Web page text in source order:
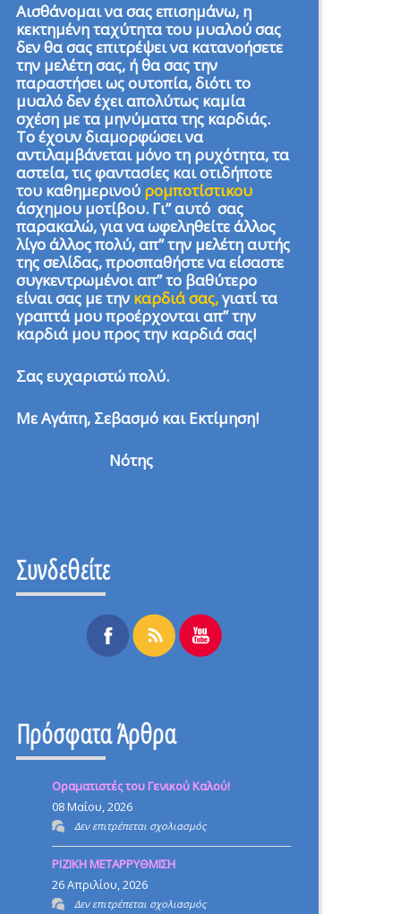
Αισθάνομαι να σας επισημάνω, η
κεκτημένη ταχύτητα του μυαλού σας
δεν θα σας επιτρέψει να κατανοήσετε
την μελέτη σας, ή θα σας την
παραστήσει ως ουτοπία, διότι το
μυαλό δεν έχει απολύτως καμία
σχέση με τα μηνύματα της καρδιάς.
Το έχουν διαμορφώσει να
αντιλαμβάνεται μόνο τη ρυχότητα, τα
αστεία, τις φαντασίες και οτιδήποτε
του καθημερινού ρομποτίστικου
άσχημου μοτίβου. Γι” αυτό σας
παρακαλώ, για να ωφεληθείτε άλλος
λίγο άλλος πολύ, απ” την μελέτη αυτής
της σελίδας, προσπαθήστε να είσαστε
συγκεντρωμένοι απ” το βαθύτερο
είναι σας με την καρδιά σας,γιατί τα
γραπτά μου προέρχονται απ” την
καρδιά μου προς την καρδιά σας!
Σας ευχαριστώ πολύ.
Με Αγάπη, Σεβασμό και Εκτίμηση!
Νότης
Συνδεθείτε
Πρόσφατα Άρθρα
Οραματιστές του Γενικού Καλού!
08 Μαΐου, 2026
Δεν επιτρέπεται σχολιασμόςστο
Οραματιστές
ΡΙΖΙΚΗ ΜΕΤΑΡΡΥΘΜΙΣΗ
26 Απριλίου, 2026
Δεν επιτρέπεται σχολιασμόςστο